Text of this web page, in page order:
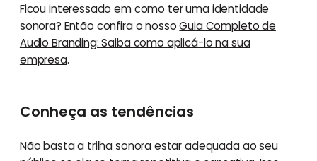
Ficou interessado em como ter uma identidade
sonora? Então confira o nossoGuia Completo de
Audio Branding: Saiba como aplicá-lo na sua
empresa.
Conheça as tendências
Não basta a trilha sonora estar adequada ao seu